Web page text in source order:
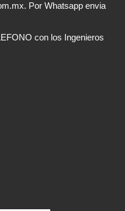
Por Whatsapp envia
con los Ingenieros